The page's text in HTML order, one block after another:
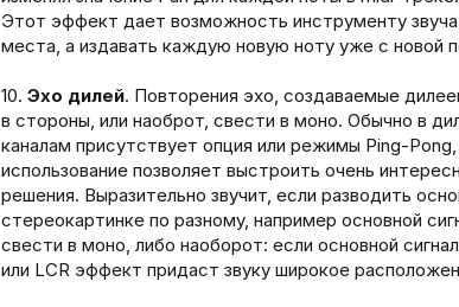
Этот эффект дает возможность инструменту
места, а издавать каждую новую ноту уже с новой
10. Эхо дилей. Повторения эхо, создаваемые
в стороны, или наоброт, свести в моно. Обычно в
каналам присутствует опция или режимы Ping-
использование позволяет выстроить очень
решения. Выразительно звучит, если разводить
стереокартинке по разному, например основной
свести в моно, либо наоборот: если основной
или LCR эффект придаст звуку широкое